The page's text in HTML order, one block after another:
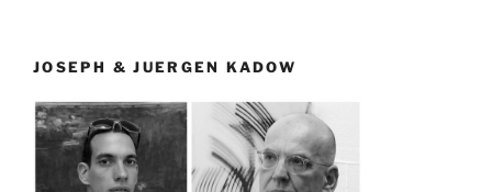
JOSEPH & JUERGEN KADOW